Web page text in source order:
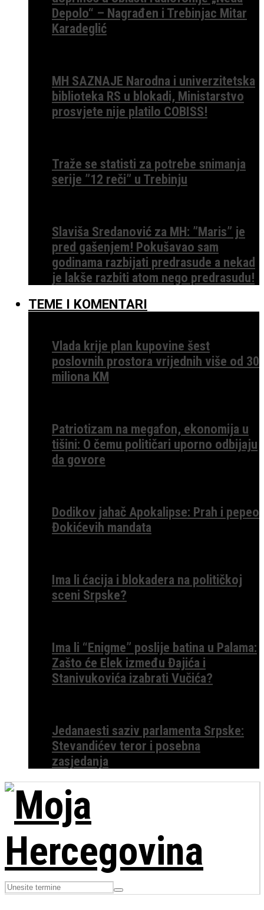
Depolo“ – Nagrađen i Trebinjac Mitar
Karadeglić
MH SAZNAJE Narodna i univerzitetska
biblioteka RS u blokadi, Ministarstvo
prosvjete nije platilo COBISS!
Traže se statisti za potrebe snimanja
serije ”12 reči” u Trebinju
Slaviša Sredanović za MH: ”Maris” je
pred gašenjem! Pokušavao sam
godinama razbijati predrasude a nekad
je lakše razbiti atom nego predrasudu!
TEME I KOMENTARI
Vlada krije plan kupovine šest
poslovnih prostora vrijednih više od 30
miliona KM
Patriotizam na megafon, ekonomija u
tišini: O čemu političari uporno odbijaju
da govore
Dodikov jahač Apokalipse: Prah i pepeo
Đokićevih mandata
Ima li ćacija i blokadera na političkoj
sceni Srpske?
Ima li “Enigme” poslije batina u Palama:
Zašto će Elek između Đajića i
Stanivukovića izabrati Vučića?
Jedanaesti saziv parlamenta Srpske:
Stevandićev teror i posebna
zasjedanja